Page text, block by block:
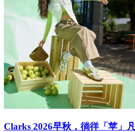
Clarks 2026早秋，徜徉「苹」